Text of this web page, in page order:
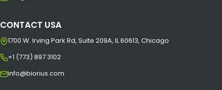
CONTACT USA
1700 W. Irving Park Rd, Suite 209A, IL 60613, Chicago
+1 (773) 897 3102
info@biorius.com